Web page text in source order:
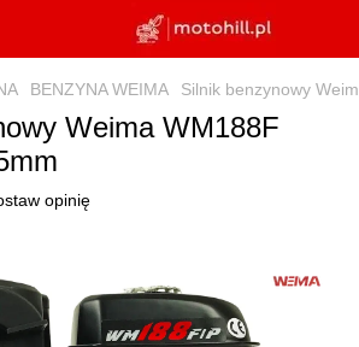
BENZYNA WEIMA Silnik benzynowy
Weima WM188F
opinię